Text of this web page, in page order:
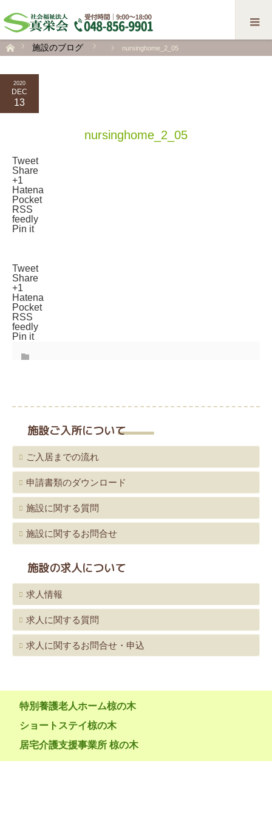
ホーム
施設のブログ nursinghome_2_05
2020
DEC
13
nursinghome_2_05
Tweet
Share
+1
Hatena
Pocket
RSS
feedly
Pin it
Tweet
Share
+1
Hatena
Pocket
RSS
feedly
Pin it
施設ご入所について
ご入居までの流れ
申請書類のダウンロード
施設に関する質問
施設に関するお問合せ
施設の求人について
求人情報
求人に関する質問
求人に関するお問合せ・申込
特別養護老人ホーム椋の木
ショートステイ椋の木
居宅介護支援事業所 椋の木